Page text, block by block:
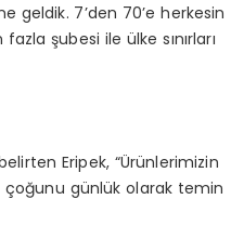
geldik. 7’den 70’e herkesin
şubesi ile ülke sınırları
Eripek, “Ürünlerimizin
çoğunu günlük olarak temin